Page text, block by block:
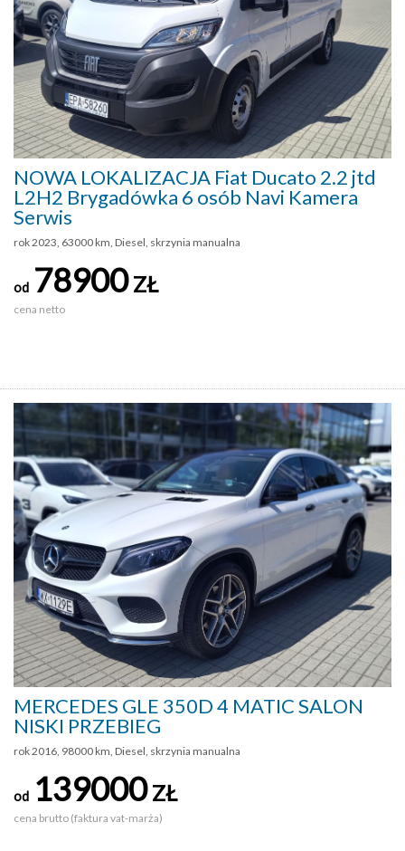
NOWA LOKALIZACJA Fiat Ducato 2.2 jtd
L2H2 Brygadówka 6 osób Navi Kamera
Serwis
rok 2023, 63000 km, Diesel, skrzynia manualna
od 78900ZŁ
cena netto
MERCEDES GLE 350D 4 MATIC SALON
NISKI PRZEBIEG
rok 2016, 98000 km, Diesel, skrzynia manualna
od 139000ZŁ
cena brutto (faktura vat-marża)